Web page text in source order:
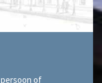
persoon of